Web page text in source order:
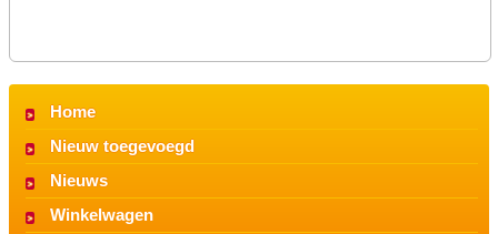
Home
Nieuw toegevoegd
Nieuws
Winkelwagen